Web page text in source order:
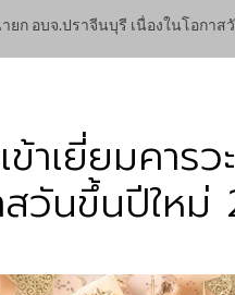
ก อบจ.ปราจีนบุรี เนื่องในโอกา
เยี่ยมคาร
สวันขึ้นปีใหม่